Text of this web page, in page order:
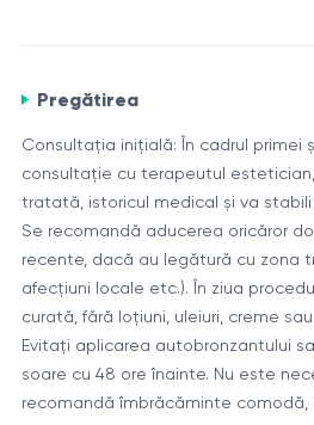
inflamația și ameliorând
și în fizioterapie și medicină
Microcirculația și oxigenarea
Sinteza de colagen și elastină
Drenajul limfatic și
Reducerea inflamației și
Regenerarea accelerată a
traumatice sau chirurgicale.
Dispozitiv INDIBA® Elite NS –
medical, frecvență 448 kHz
Capete de tratament
Rolul terapiei INDIBA®
Pregătirea
Consultația inițială: În cadrul primei
consultație cu terapeutul
tratată, istoricul medical și va
Se recomandă aducerea oricăror
recente, dacă au legătură cu zona
afecțiuni locale etc.). În ziua
curată, fără loțiuni, uleiuri, creme
Evitați aplicarea autobronzantului
soare cu 48 ore înainte. Nu este
recomandă îmbrăcăminte